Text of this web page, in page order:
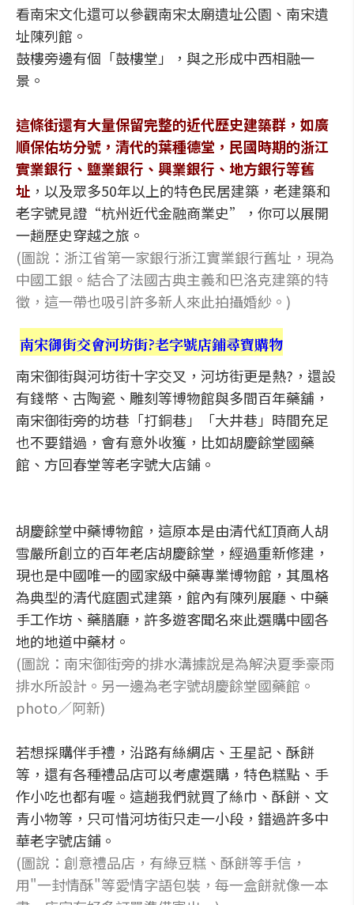
看南宋文化還可以參觀南宋太廟遺址公園、南宋遺
址陳列館。
鼓樓旁邊有個「鼓樓堂」，與之形成中西相融一
景。
這條街還有大量保留完整的近代歷史建築群，如廣
順保佑坊分號，清代的葉種德堂，民國時期的浙江
實業銀行、鹽業銀行、興業銀行、地方銀行等舊
址 ，以及眾多50年以上的特色民居建築，老建築和
老字號見證“杭州近代金融商業史”，你可以展開
一趟歷史穿越之旅。
(圖說：浙江省第一家銀行浙江實業銀行舊址，現為
中國工銀。結合了法國古典主義和巴洛克建築的特
徵，這一帶也吸引許多新人來此拍攝婚紗。)
南宋御街交會河坊街?老字號店鋪尋寶購物
南宋御街與河坊街十字交叉，河坊街更是熱?，還設
有錢幣、古陶瓷、雕刻等博物館與多間百年藥舖，
南宋御街旁的坊巷「打銅巷」「大井巷」時間充足
也不要錯過，會有意外收獲，比如胡慶餘堂國藥
館、方回春堂等老字號大店鋪。
胡慶餘堂中藥博物館，這原本是由清代紅頂商人胡
雪嚴所創立的百年老店胡慶餘堂，經過重新修建，
現也是中國唯一的國家級中藥專業博物館，其風格
為典型的清代庭園式建築，館內有陳列展廳、中藥
手工作坊、藥膳廳，許多遊客聞名來此選購中國各
地的地道中藥材。
(圖說：南宋御街旁的排水溝據說是為解決夏季豪雨
排水所設計。另一邊為老字號胡慶餘堂國藥館。
photo／阿新)
若想採購伴手禮，沿路有絲綢店、王星記、酥餅
等，還有各種禮品店可以考慮選購，特色糕點、手
作小吃也都有喔。這趟我們就買了絲巾、酥餅、文
青小物等，只可惜河坊街只走一小段，錯過許多中
華老字號店鋪。
(圖說：創意禮品店，有綠豆糕、酥餅等手信，
用"一封情酥"等愛情字語包裝，每一盒餅就像一本